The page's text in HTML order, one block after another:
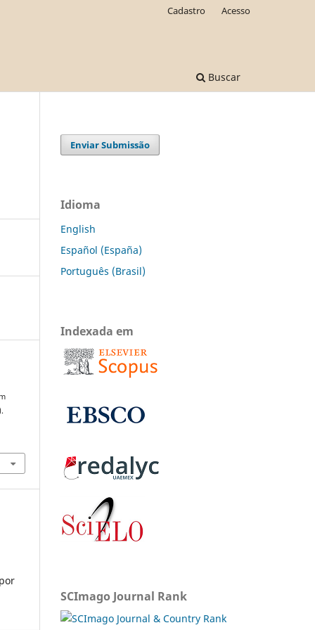
Buscar
Cadastro Acesso
Enviar Submissão
Idioma
English
Español (España)
Português (Brasil)
Indexada em
SCImago Journal Rank